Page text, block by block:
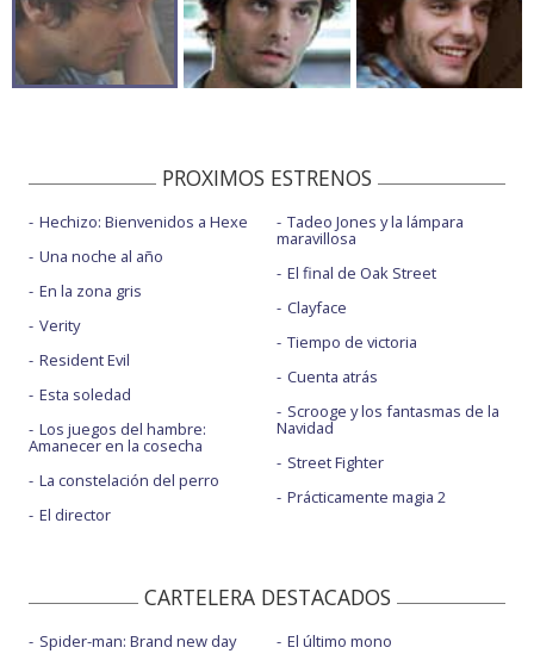
PROXIMOS ESTRENOS
Hechizo: Bienvenidos a Hexe
Una noche al año
En la zona gris
Verity
Resident Evil
Esta soledad
Los juegos del hambre:
Amanecer en la cosecha
La constelación del perro
El director
Tadeo Jones y la lámpara
maravillosa
El final de Oak Street
Clayface
Tiempo de victoria
Cuenta atrás
Scrooge y los fantasmas de la
Navidad
Street Fighter
Prácticamente magia 2
CARTELERA DESTACADOS
Spider-man: Brand new day
El último mono